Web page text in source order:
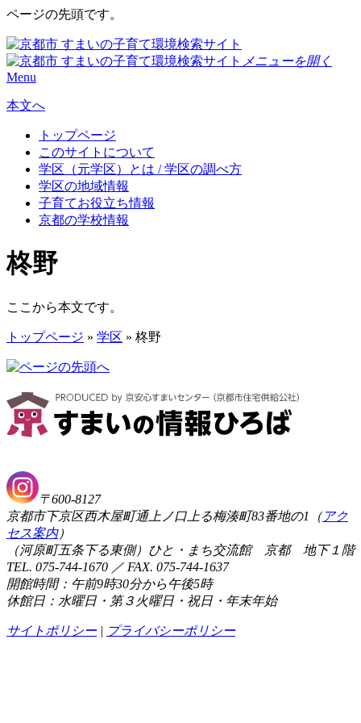
ページの先頭です。
メニューを開く
Menu
本文へ
トップページ
このサイトについて
学区（元学区）とは / 学区の調べ方
学区の地域情報
子育てお役立ち情報
京都の学校情報
柊野
ここから本文です。
トップページ » 学区 » 柊野
〒600-8127
京都市下京区西木屋町通上ノ口上る梅湊町83番地の1（ アク
セス案内）
（河原町五条下る東側）ひと・まち交流館 京都 地下１階
TEL. 075-744-1670 ／ FAX. 075-744-1637
開館時間：午前9時30分から午後5時
休館日：水曜日・第３火曜日・祝日・年末年始
サイトポリシー| プライバシーポリシー